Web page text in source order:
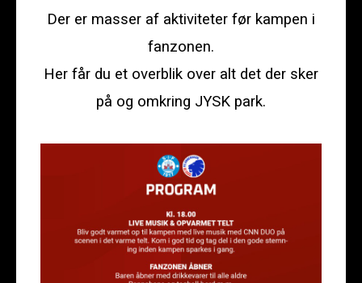
Der er masser af aktiviteter før kampen i
fanzonen.
Her får du et overblik over alt det der sker
på og omkring JYSK park.